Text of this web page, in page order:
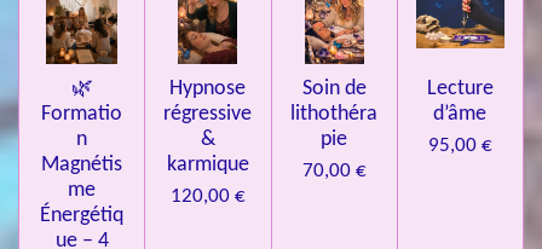
🌿
Formatio
n
Magnétis
me
Énergétiq
ue – 4
Hypnose
régressive
&
karmique
120,00 €
Soin de
lithothéra
pie
70,00 €
Lecture
d’âme
95,00 €